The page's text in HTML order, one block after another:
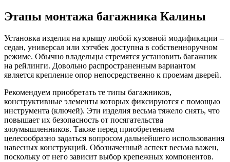
Этапы монтажа багажника Калины
Установка изделия на крышу любой кузовной модификации –
седан, универсал или хэтчбек доступна в собственноручном
режиме. Обычно владельцы стремятся установить багажник
на рейлинги. Довольно распространенным вариантом
является крепление опор непосредственно к проемам дверей.
Рекомендуем приобретать те типы багажников,
конструктивные элементы которых фиксируются с помощью
инструмента (ключей). Эти изделия весьма тяжело снять, что
повышает их безопасность от посягательства
злоумышленников. Также перед приобретением
целесообразно задаться вопросом дальнейшего использования
навесных конструкций. Обозначенный аспект весьма важен,
поскольку от него зависит выбор крепежных компонентов.